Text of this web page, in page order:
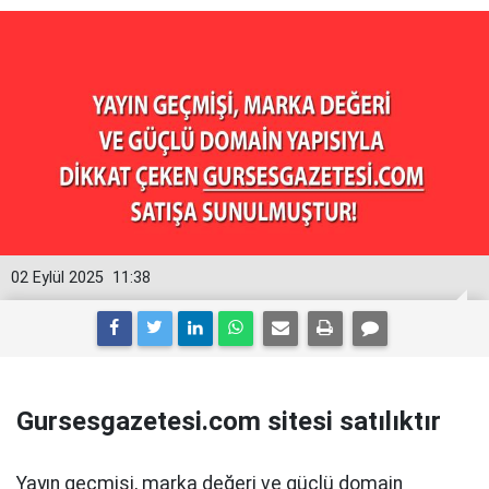
11:38
02 Eylül 2025
Gursesgazetesi.com sitesi satılıktır
Yayın geçmişi, marka değeri ve güçlü domain